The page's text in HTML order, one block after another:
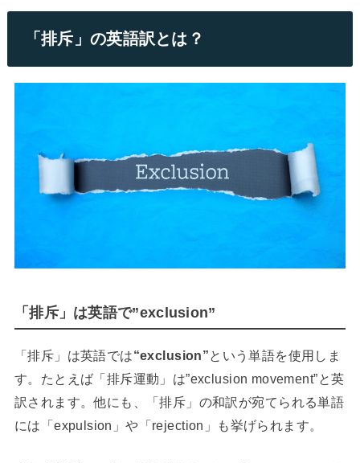
「排斥」の英語訳とは？
「排斥」は英語で”exclusion”
「排斥」は英語では“exclusion”という単語を使用しま
す。たとえば「排斥運動」は”exclusion movement”と英
訳されます。他にも、「排斥」の和訳が宛てられる単語
には「expulsion」や「rejection」も挙げられます。